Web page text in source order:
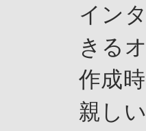
イン
きる
作成
親し